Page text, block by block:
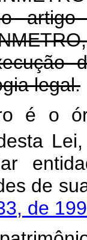
legal.
é o
Lei,
de